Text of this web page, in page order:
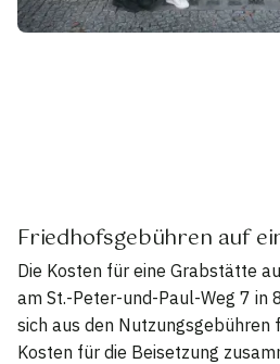
Friedhofsgebühren auf
Die Kosten für eine Grabstätte
am St.-Peter-und-Paul-Weg 7 in
sich aus den Nutzungsgebühren
Kosten für die Beisetzung